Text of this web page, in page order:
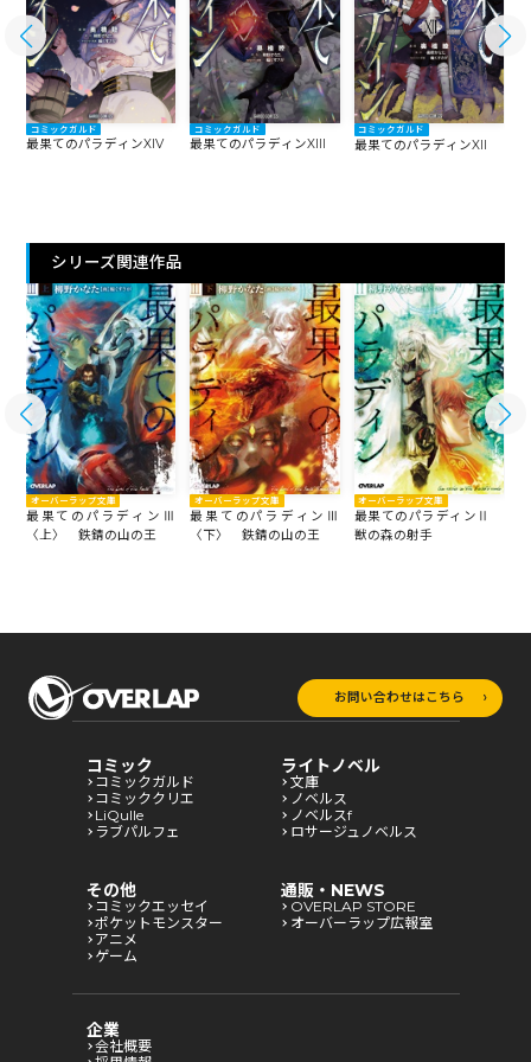
コミックガルド
最果てのパラディンXIV
コミックガルド
最果てのパラディンXIII
コミックガルド
最果てのパラディンXII
シリーズ関連作品
オーバーラップ文庫
最果てのパラディンⅢ
〈上〉 鉄錆の山の王
オーバーラップ文庫
最果てのパラディンⅢ
〈下〉 鉄錆の山の王
オーバーラップ文庫
最果てのパラディンⅡ
獣の森の射手
お問い合わせはこちら
コミック
コミックガルド
コミッククリエ
LiQulle
ラブパルフェ
ライトノベル
文庫
ノベルス
ノベルスf
ロサージュノベルス
その他
コミックエッセイ
ポケットモンスター
アニメ
ゲーム
通販・NEWS
OVERLAP STORE
オーバーラップ広報室
企業
会社概要